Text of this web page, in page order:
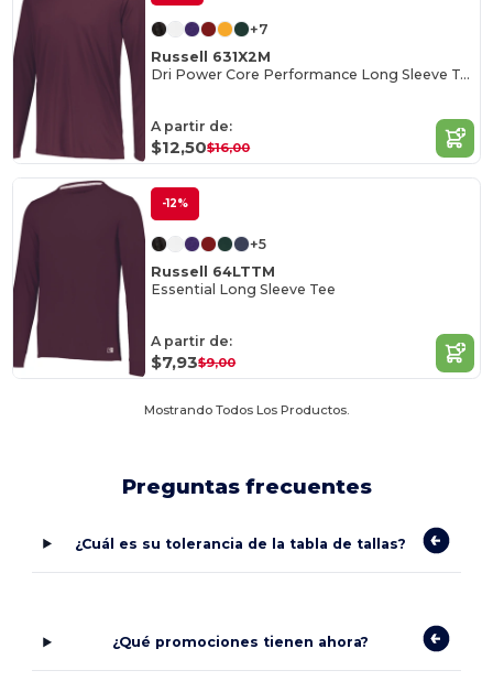
+7
Russell 631X2M
Dri Power Core Performance Long Sleeve Tee
A partir de:
$12,50$16,00
-12%
+5
Russell 64LTTM
Essential Long Sleeve Tee
A partir de:
$7,93$9,00
Mostrando Todos Los Productos.
Preguntas frecuentes
¿Cuál es su tolerancia de la tabla de tallas?
¿Qué promociones tienen ahora?